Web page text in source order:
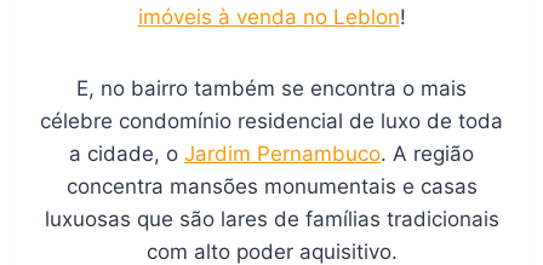
imóveis à venda no Leblon!
E, no bairro também se encontra o mais
célebre condomínio residencial de luxo de toda
a cidade, o Jardim Pernambuco. A região
concentra mansões monumentais e casas
luxuosas que são lares de famílias tradicionais
com alto poder aquisitivo.